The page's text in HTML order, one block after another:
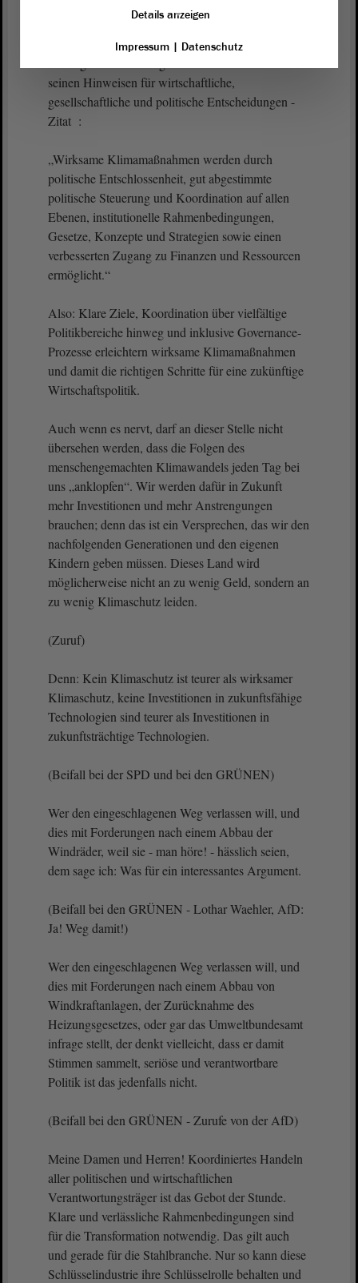
seinen Hinweisen für wirtschaftliche,
gesellschaftliche und politische Entscheidungen -
Zitat :
„Wirksame Klimamaßnahmen werden durch
politische Entschlossenheit, gut abgestimmte
politische Steuerung und Koordination auf allen
Ebenen, institutionelle Rahmenbedingungen,
Gesetze, Konzepte und Strategien sowie einen
verbesserten Zugang zu Finanzen und Ressourcen
ermöglicht.“
Also: Klare Ziele, Koordination über vielfältige
Politikbereiche hinweg und inklusive Governance-
Prozesse erleichtern wirksame Klimamaßnahmen
und damit die richtigen Schritte für eine zukünftige
Wirtschaftspolitik.
Auch wenn es nervt, darf an dieser Stelle nicht
übersehen werden, dass die Folgen des
menschengemachten Klimawandels jeden Tag bei
uns „anklopfen“. Wir werden dafür in Zukunft
mehr Investitionen und mehr Anstrengungen
brauchen; denn das ist ein Versprechen, das wir den
nachfolgenden Generationen und den eigenen
Kindern geben müssen. Dieses Land wird
möglicherweise nicht an zu wenig Geld, sondern an
zu wenig Klimaschutz leiden.
(Zuruf)
Denn: Kein Klimaschutz ist teurer als wirksamer
Klimaschutz, keine Investitionen in zukunftsfähige
Technologien sind teurer als Investitionen in
zukunftsträchtige Technologien.
(Beifall bei der SPD und bei den GRÜNEN)
Wer den eingeschlagenen Weg verlassen will, und
dies mit Forderungen nach einem Abbau der
Windräder, weil sie - man höre! - hässlich seien,
dem sage ich: Was für ein interessantes Argument.
(Beifall bei den GRÜNEN - Lothar Waehler, AfD:
Ja! Weg damit!)
Wer den eingeschlagenen Weg verlassen will, und
dies mit Forderungen nach einem Abbau von
Windkraftanlagen, der Zurücknahme des
Heizungsgesetzes, oder gar das Umweltbundesamt
infrage stellt, der denkt vielleicht, dass er damit
Stimmen sammelt, seriöse und verantwortbare
Politik ist das jedenfalls nicht.
(Beifall bei den GRÜNEN - Zurufe von der AfD)
Meine Damen und Herren! Koordiniertes Handeln
aller politischen und wirtschaftlichen
Verantwortungsträger ist das Gebot der Stunde.
Klare und verlässliche Rahmenbedingungen sind
für die Transformation notwendig. Das gilt auch
und gerade für die Stahlbranche. Nur so kann diese
Schlüsselindustrie ihre Schlüsselrolle behalten und
Details anzeigen
Impressum| Datenschutz